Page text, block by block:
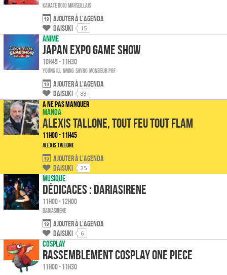
Karate Dojo Marseillais
Ajouter à l'agenda
Daisuki
15
Anime
Japan Expo Game Show
10h45 - 11h30
Young Ill Nning SHYRO Monsieur Pof
Ajouter à l'agenda
Daisuki
88
A ne pas manquer
Manga
Alexis Tallone, tout feu tout Flam
11h00 - 11h45
Alexis Tallone
Ajouter à l'agenda
Daisuki
25
Musique
Dédicaces : Dariasirene
11h00 - 12h00
Dariasirene
Ajouter à l'agenda
Daisuki
6
Cosplay
Rassemblement Cosplay One Piece
11h00 - 11h30